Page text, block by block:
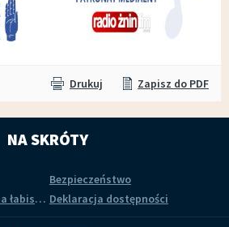
Drukuj Zapisz do PDF
NA SKRÓTY
Bezpieczeństwo
Wypożyczalnie sprzętu na łabiszyńskiej wyspie Deklaracja dostępności